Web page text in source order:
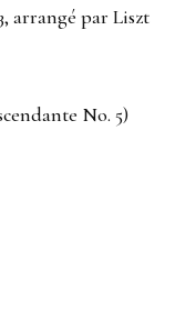
arrangé par Liszt
No. 5)